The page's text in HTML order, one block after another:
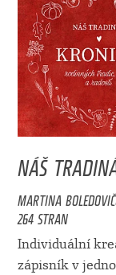
NÁŠ
MARTINA
264 STRAN
Individuální
zápisník v